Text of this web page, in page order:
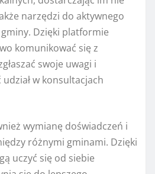
narzędzi do aktywnego
Dzięki platformie
komunikować się z
swoje uwagi i
w konsultacjach
wymianę doświadczeń i
różnymi gminami. Dzięki
uczyć się od siebie